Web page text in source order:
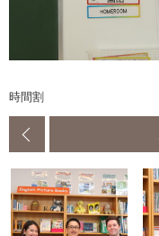
時間割